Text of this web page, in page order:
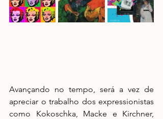
Avançando no tempo, será a vez de
apreciar o trabalho dos expressionistas
como Kokoschka, Macke e Kirchner,